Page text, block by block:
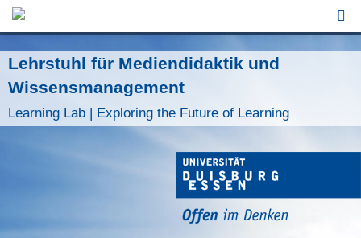
Lehrstuhl für Mediendidaktik und
Wissensmanagement
Learning Lab | Exploring the Future of Learning